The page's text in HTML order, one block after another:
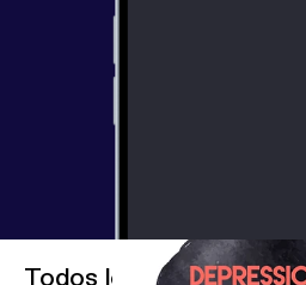
Todos los episodios